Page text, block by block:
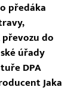
předáka
do
úřady
DPA
Jaka